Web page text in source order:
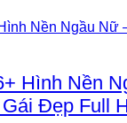
Hình Nền
Đẹp Full